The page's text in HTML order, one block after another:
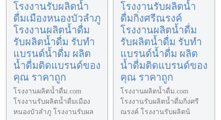
โรงงานรับผลิตน้ำ
ดื่มเมืองหนองบัวลำภู
โรงงานผลิตน้ำดื่ม
รับผลิตน้ำดื่ม รับทำ
แบรนด์น้ำดื่ม ผลิต
น้ำดื่มติดแบรนด์ของ
คุณ ราคาถูก
โรงงานผลิตน้ำดื่ม.com
โรงงานรับผลิตน้ำดื่มเมือง
หนองบัวลำภู โรงงานรับผล
โรงงานรับผลิตน้ำ
ดื่มกิ่งศรีณรงค์
โรงงานผลิตน้ำดื่ม
รับผลิตน้ำดื่ม รับทำ
แบรนด์น้ำดื่ม ผลิต
น้ำดื่มติดแบรนด์ของ
คุณ ราคาถูก
โรงงานผลิตน้ำดื่ม.com
โรงงานรับผลิตน้ำดื่มกิ่งศรี
ณรงค์ โรงงานรับผลิตน้